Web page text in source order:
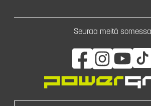
Seuraa meitä somessa